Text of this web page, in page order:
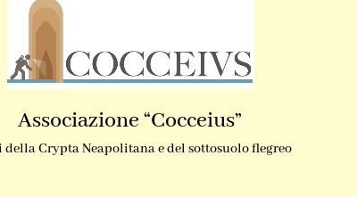
Associazione “Cocceius”
della Crypta Neapolitana e del sottosuolo flegreo